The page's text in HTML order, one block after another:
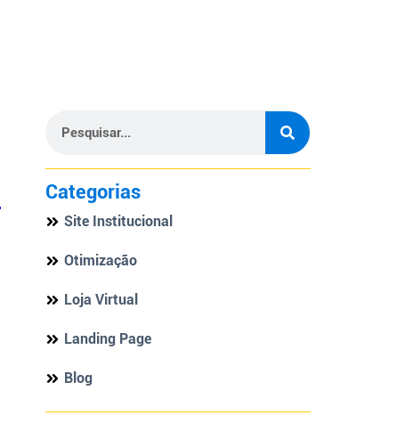
Categorias
Site Institucional
Otimização
Loja Virtual
Landing Page
Blog